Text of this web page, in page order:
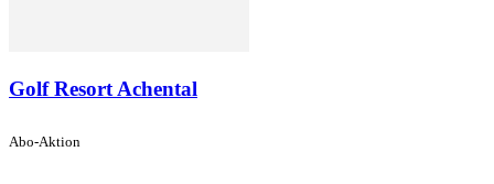
Golf Resort Achental
Abo-Aktion